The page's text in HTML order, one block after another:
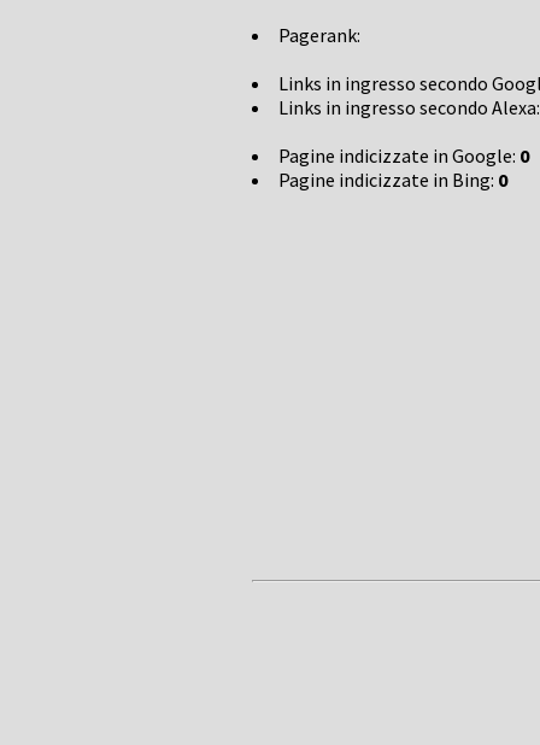
Pagerank:
Links in ingresso secondo
Links in ingresso secondo
Pagine indicizzate in Google: 0
Pagine indicizzate in Bing: 0